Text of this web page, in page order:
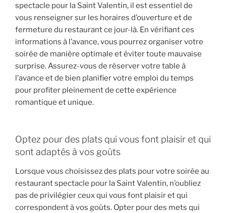
spectacle pour la Saint Valentin, il est essentiel de
vous renseigner sur les horaires d’ouverture et de
fermeture du restaurant ce jour-là. En vérifiant ces
informations à l’avance, vous pourrez organiser votre
soirée de manière optimale et éviter toute mauvaise
surprise. Assurez-vous de réserver votre table à
l’avance et de bien planifier votre emploi du temps
pour profiter pleinement de cette expérience
romantique et unique.
Optez pour des plats qui vous font plaisir et qui
sont adaptés à vos goûts
Lorsque vous choisissez des plats pour votre soirée au
restaurant spectacle pour la Saint Valentin, n’oubliez
pas de privilégier ceux qui vous font plaisir et qui
correspondent à vos goûts. Opter pour des mets qui